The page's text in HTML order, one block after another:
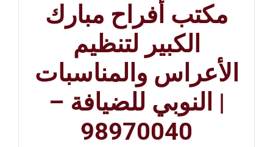
مكتب أفراح مبارك
الكبير لتنظيم
الأعراس والمناسبات
| النوبي للضيافة –
98970040